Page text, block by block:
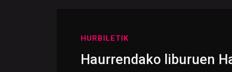
HURBILETIK
Haurrendako liburuen